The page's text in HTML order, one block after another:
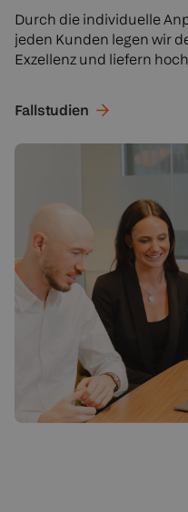
Durch die individuelle
jeden Kunden legen wir
Exzellenz und liefern
Fallstudien